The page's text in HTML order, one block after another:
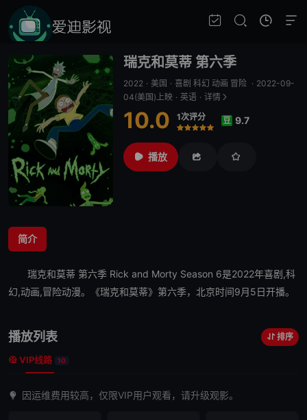
瑞克和莫蒂 第六季
2022 · 美国 · 喜剧 科幻 动画 冒险 · 2022-09-
04(美国)上映 · 英语 · 详情
10.0 1次评分
很差
较差
还行推荐力荐
豆 9.7
播放
简介
瑞克和莫蒂 第六季 Rick and Morty Season 6是2022年喜剧,科
幻,动画,冒险动漫。《瑞克和莫蒂》第六季，北京时间9月5日开播。
播放列表 排序
VIP线路 10
因运维费用较高，仅限VIP用户观看，请升级观影。